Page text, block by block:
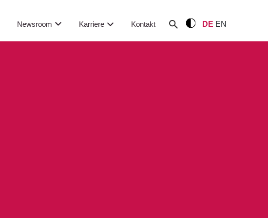
Newsroom Karriere Kontakt DE EN